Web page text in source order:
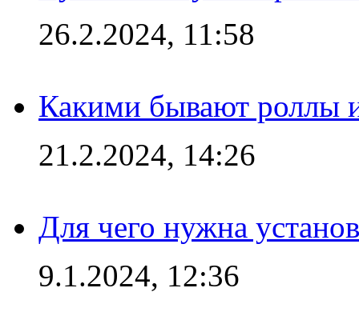
26.2.2024, 11:58
Какими бывают роллы
21.2.2024, 14:26
Для чего нужна
9.1.2024, 12:36